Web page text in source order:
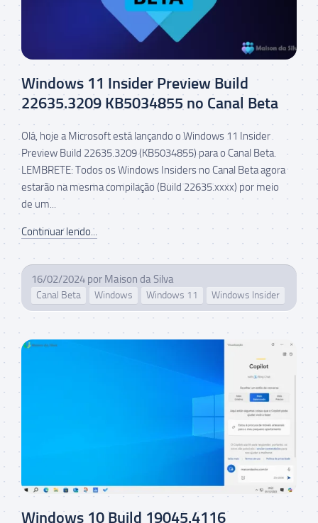
Windows 11 Insider Preview Build
22635.3209 KB5034855 no Canal Beta
Olá, hoje a Microsoft está lançando o Windows 11 Insider
Preview Build 22635.3209 (KB5034855) para o Canal Beta.
LEMBRETE: Todos os Windows Insiders no Canal Beta agora
estarão na mesma compilação (Build 22635.xxxx) por meio
de um...
Continuar lendo...
16/02/2024 por Maison da Silva
Canal Beta Windows Windows 11 Windows Insider
Windows 10 Build 19045.4116